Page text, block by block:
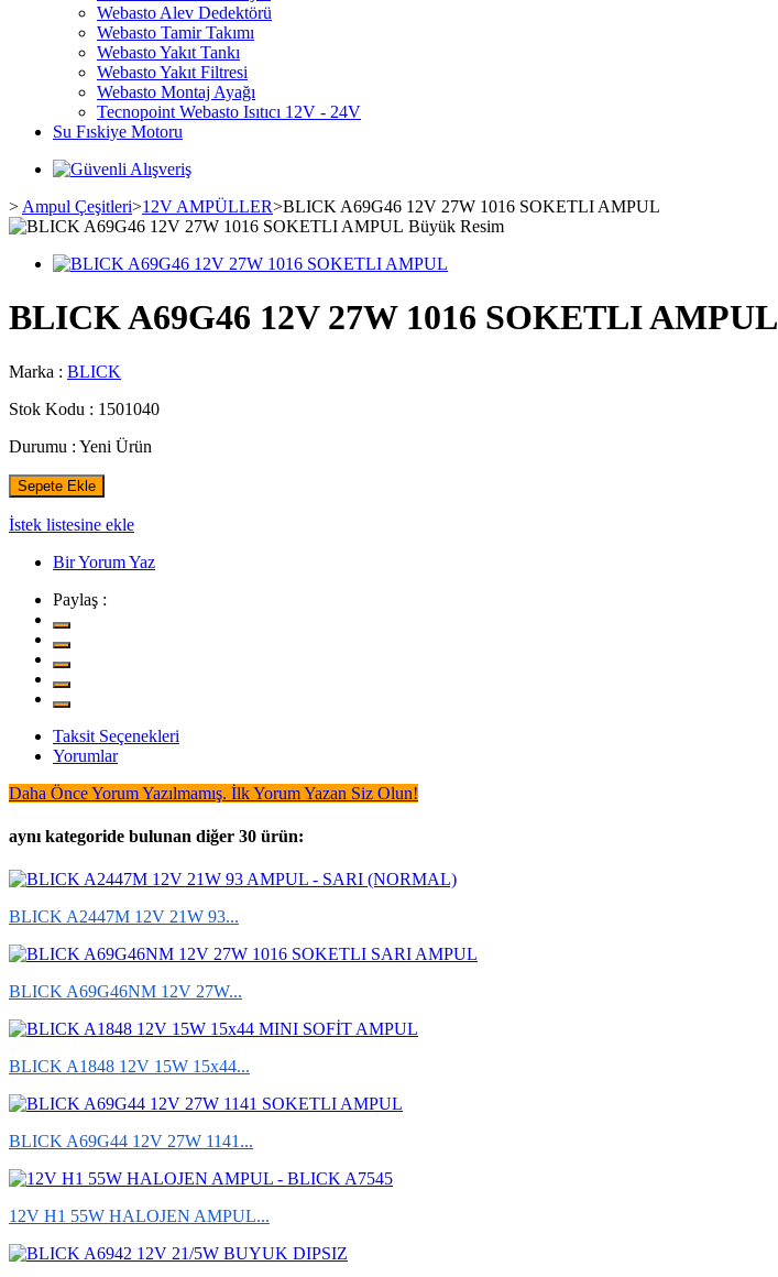
Webasto Alev Dedektörü
Webasto Tamir Takımı
Webasto Yakıt Tankı
Webasto Yakıt Filtresi
Webasto Montaj Ayağı
Tecnopoint Webasto Isıtıcı 12V - 24V
Su Fıskiye Motoru
> Ampul Çeşitleri>12V AMPÜLLER>BLICK A69G46 12V 27W 1016 SOKETLI AMPUL
Büyük Resim
BLICK A69G46 12V 27W 1016 SOKETLI AMPUL
Marka : BLICK
Stok Kodu : 1501040
Durumu : Yeni Ürün
Sepete Ekle
İstek listesine ekle
Bir Yorum Yaz
Paylaş :
Taksit Seçenekleri
Yorumlar
Daha Önce Yorum Yazılmamış. İlk Yorum Yazan Siz Olun!
aynı kategoride bulunan diğer 30 ürün:
BLICK A2447M 12V 21W 93...
BLICK A69G46NM 12V 27W...
BLICK A1848 12V 15W 15x44...
BLICK A69G44 12V 27W 1141...
12V H1 55W HALOJEN AMPUL...